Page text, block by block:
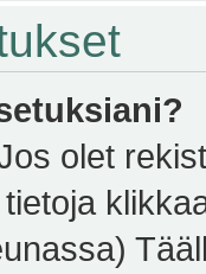
olet
tietoja